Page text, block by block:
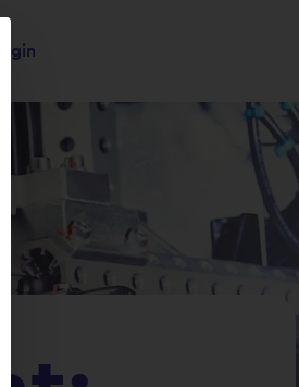
Login Button wird der Dialog geschlossen.